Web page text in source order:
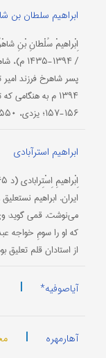
ابراهیم سلطان بن
/ ۱۳۹۴-
۱۳۹۴ م به
۱۵۶-۱۵۷؛ یزدی، ۵۵۰-۵۵۱؛ قزوینی، ۳۱...
ابراهیم استرآبادی
می‌نوشت. قمی گوید:
که او را سومِ خواجه
از استادان قلم تعلیق
آیاصوفیه* |
آهارمهره |